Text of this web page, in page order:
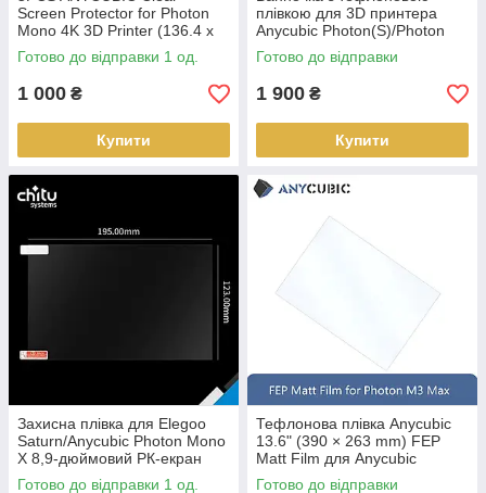
Screen Protector for Photon
Mono 4K 3D Printer (136.4 x
88 mm)
Готово до відправки 1 од.
1 000 ₴
Купити
плівкою для 3D принтера
Anycubic Photon(S)/Photon
Mono/Mono SE/Mono
4K/Ultra/D2
Готово до відправки
1 900 ₴
Купити
Захисна плівка для Elegoo
Saturn/Anycubic Photon Mono
X 8,9-дюймовий РК-екран
Готово до відправки 1 од.
Тефлонова плівка Anycubic
13.6" (390 × 263 mm) FEP
Matt Film для Anycubic
Photon M3 Max
Готово до відправки